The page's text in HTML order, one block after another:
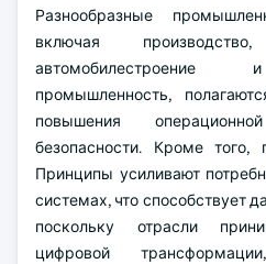
Разнообразные
включая
автомобилестроение
промышленность,
повышения
безопасности. Кроме того,
Принципы усиливают
системах, что способствует
поскольку отрасли
цифровой